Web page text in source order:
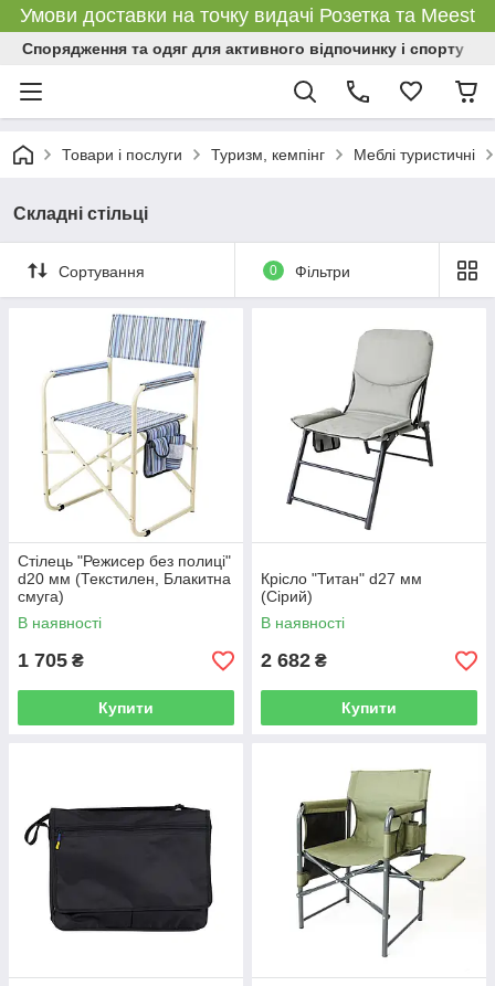
Умови доставки на точку видачі Розетка та Meest
Спорядження та одяг для активного відпочинку і спорту
Товари і послуги Туризм, кемпінг Меблі туристичні
Складні стільці
Сортування 0 Фільтри
Стілець "Режисер без полиці"
d20 мм (Текстилен, Блакитна
смуга)
В наявності
1 705 ₴
Купити
Крісло "Титан" d27 мм
(Сірий)
В наявності
2 682 ₴
Купити